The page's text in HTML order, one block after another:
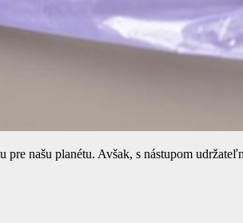
našu planétu. Avšak, s nástupom